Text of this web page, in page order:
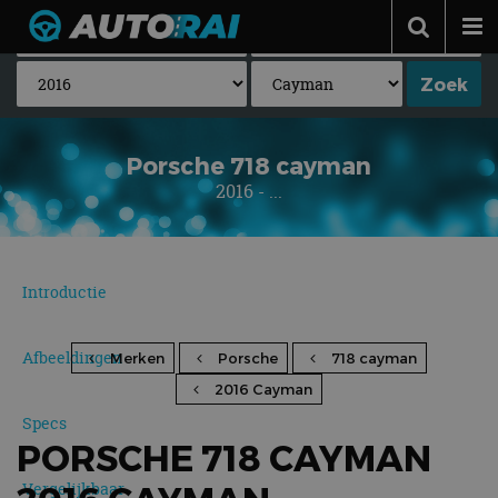
Autonieuws
Podcast
Autotests
Automerken
Adverteren
Contact
Porsche 718 cayman
2016 - ...
Introductie
Afbeeldingen
Specs
Vergelijkbaar
Merken Porsche
718 cayman
2016 Cayman
PORSCHE 718 CAYMAN